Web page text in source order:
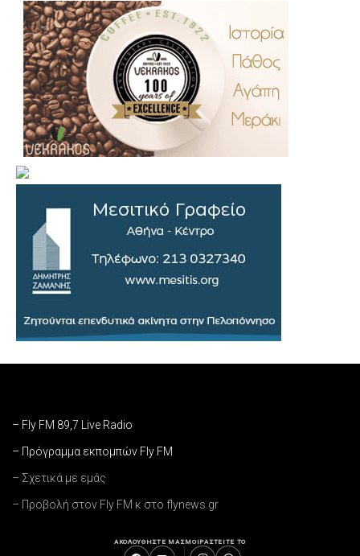
– Fly FM 89,7 Live Radio
– Πρόγραμμα εκπομπών Fly FM
– Σχετικά με εμάς
– Προβολή στον Fly FM κ στο flynews.gr
ΑΚΟΛΟΥΘΗΣΤΕ ΜΑΣΜΟΙΡΑΣΤΕΙΤΕ ΤΟ